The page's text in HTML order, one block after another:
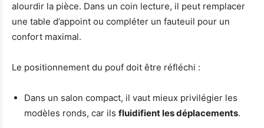
alourdir la pièce. Dans un coin lecture, il peut remplacer
une table d’appoint ou compléter un fauteuil pour un
confort maximal.
Le positionnement du pouf doit être réfléchi :
Dans un salon compact, il vaut mieux privilégier les
modèles ronds, car ils fluidifient les déplacements.